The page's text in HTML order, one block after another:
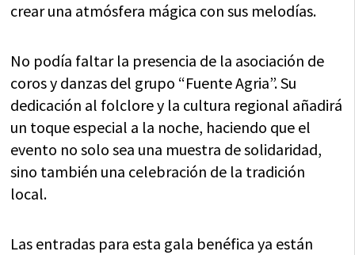
crear una atmósfera mágica con sus melodías.
No podía faltar la presencia de la asociación de
coros y danzas del grupo “Fuente Agria”. Su
dedicación al folclore y la cultura regional añadirá
un toque especial a la noche, haciendo que el
evento no solo sea una muestra de solidaridad,
sino también una celebración de la tradición
local.
Las entradas para esta gala benéfica ya están